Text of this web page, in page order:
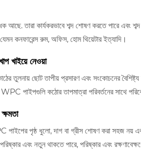
আছে. তারা কার্যকরভাবে শব্দ শোষণ করতে পারে এবং
কনফারেন্স রুম, অফিস, হোম থিয়েটার ইত্যাদি।
খাইয়ে নেওয়া
তুলনায় ছোট তাপীয় প্রসারণ এবং সংকোচনের
WPC পাইপগুলি কঠোর তাপমাত্রা পরিবর্তনের সাথে
পাইপের পৃষ্ঠ ধুলো, দাগ বা গ্রীস শোষণ করা সহজ নয়
এবং নতুন থাকতে পারে, পরিষ্কার এবং